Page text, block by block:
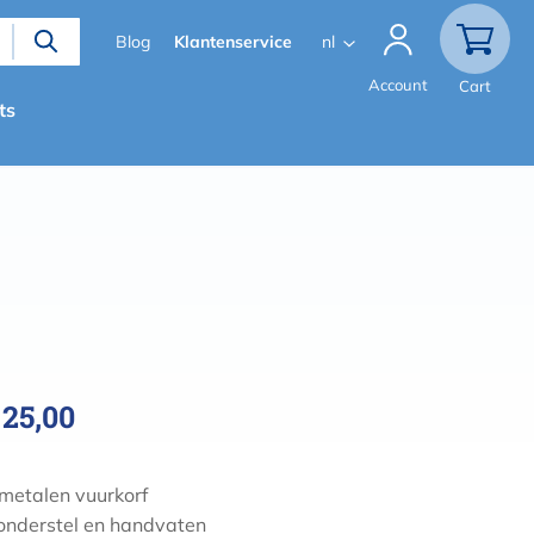
Secondary
Blog Klantenservice nl
Account Cart
vuurkorf
en handvaten